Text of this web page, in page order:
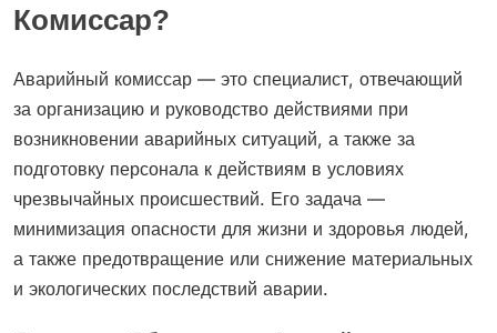
Комиссар?
Аварийный комиссар — это специалист, отвечающий
за организацию и руководство действиями при
возникновении аварийных ситуаций, а также за
подготовку персонала к действиям в условиях
чрезвычайных происшествий. Его задача —
минимизация опасности для жизни и здоровья людей,
а также предотвращение или снижение материальных
и экологических последствий аварии.